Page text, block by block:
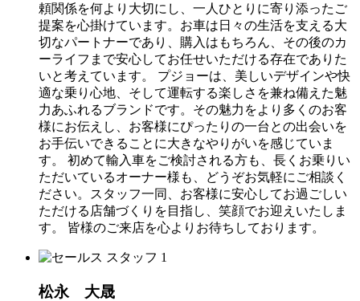
頼関係を何より大切にし、一人ひとりに寄り添ったご
提案を心掛けています。お車は日々の生活を支える大
切なパートナーであり、購入はもちろん、その後のカ
ーライフまで安心してお任せいただける存在でありた
いと考えています。 プジョーは、美しいデザインや快
適な乗り心地、そして運転する楽しさを兼ね備えた魅
力あふれるブランドです。その魅力をより多くのお客
様にお伝えし、お客様にぴったりの一台との出会いを
お手伝いできることに大きなやりがいを感じていま
す。 初めて輸入車をご検討される方も、長くお乗りい
ただいているオーナー様も、どうぞお気軽にご相談く
ださい。スタッフ一同、お客様に安心してお過ごしい
ただける店舗づくりを目指し、笑顔でお迎えいたしま
す。 皆様のご来店を心よりお待ちしております。
松永 大晟